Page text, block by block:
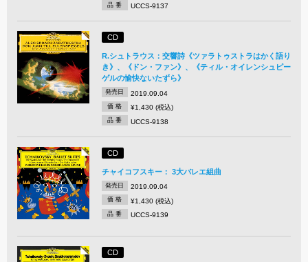
品 番 UCCS-9137
CD
R.シュトラウス：交響詩《ツァラトゥストラはかく語り
き》、《ドン・ファン》、《ティル・オイレンシュピー
ゲルの愉快ないたずら》
発売日 2019.09.04
価 格 ¥1,430 (税込)
品 番 UCCS-9138
CD
チャイコフスキー： 3大バレエ組曲
発売日 2019.09.04
価 格 ¥1,430 (税込)
品 番 UCCS-9139
CD